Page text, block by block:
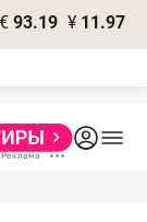
€ 93.19 ¥ 11.97